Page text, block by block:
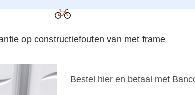
op constructiefouten van met frame
Bestel hier en betaal met